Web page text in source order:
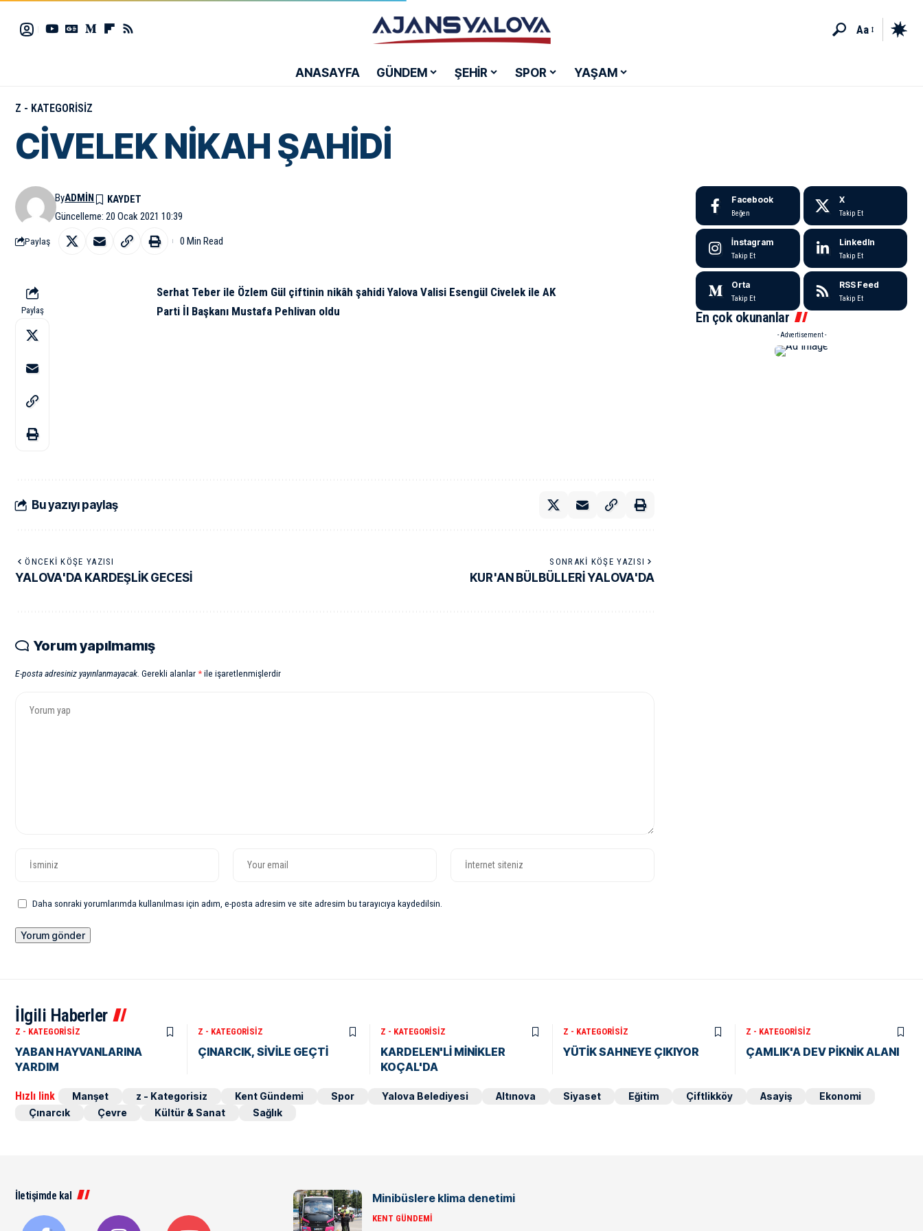
Aa
ANASAYFA GÜNDEM ŞEHİR SPOR YAŞAM
Z - KATEGORISIZ
CİVELEK NİKAH ŞAHİDİ
Güncelleme: 20 Ocak 2021 10:39
ByADMIN
Paylaş 0 Min Read
Paylaş
Serhat Teber ile Özlem Gül çiftinin nikâh şahidi Yalova Valisi Esengül Civelek ile AK
Parti İl Başkanı Mustafa Pehlivan oldu
Bu yazıyı paylaş
ÖNCEKI KÖŞE YAZISI
YALOVA'DA KARDEŞLİK GECESİ
SONRAKI KÖŞE YAZISI
KUR'AN BÜLBÜLLERİ YALOVA'DA
Yorum yapılmamış
E-posta adresiniz yayınlanmayacak. Gerekli alanlar*ile işaretlenmişlerdir
Daha sonraki yorumlarımda kullanılması için adım, e-posta adresim ve site adresim bu tarayıcıya kaydedilsin.
Facebook
Beğen
X
Takip Et
İnstagram
Takip Et
LinkedIn
Takip Et
Orta
Takip Et
RSS Feed
Takip Et
En çok okunanlar
- Advertisement -
İlgili Haberler
Z - KATEGORISIZ
YABAN HAYVANLARINA
YARDIM
Z - KATEGORISIZ
ÇINARCIK, SİVİLE GEÇTİ
Z - KATEGORISIZ
KARDELEN'Lİ MİNİKLER
KOÇAL'DA
Z - KATEGORISIZ
YÜTİK SAHNEYE ÇIKIYOR
Z - KATEGORISIZ
ÇAMLIK'A DEV PİKNİK ALANI
Hızlı link Manşet z - Kategorisiz Kent Gündemi Spor Yalova Belediyesi Altınova Siyaset Eğitim Çiftlikköy Asayiş
Ekonomi
Çınarcık
Çevre Kültür & Sanat Sağlık
İletişimde kal Minibüslere klima denetimi
KENT GÜNDEMI